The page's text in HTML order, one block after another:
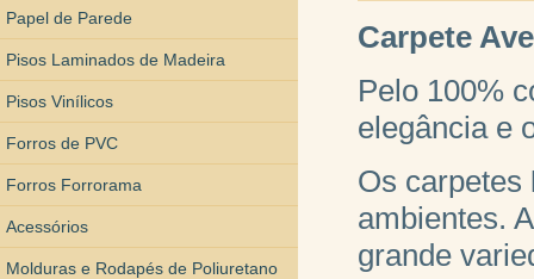
Papel de Parede
Pisos Laminados de Madeira
Pisos Vinílicos
Forros de PVC
Forros Forrorama
Acessórios
Molduras e Rodapés de Poliuretano
Carpete
Pelo 100%
elegância e
Os carpetes
ambientes.
grande